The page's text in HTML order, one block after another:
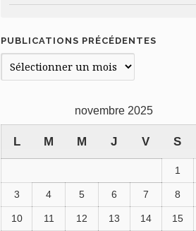
PUBLICATIONS PRÉCÉDENTES
Publications
précédentes
novembre 2025
L M M J V S
1
3 4 5 6 7 8
10 11 12 13 14 15